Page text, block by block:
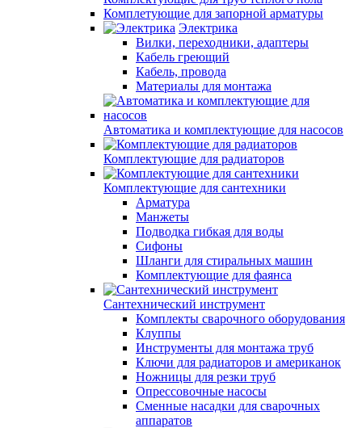
Комплетующие для запорной арматуры
Электрика
Вилки, переходники, адаптеры
Кабель греющий
Кабель, провода
Материалы для монтажа
Автоматика и комплектующие для насосов
Комплектующие для радиаторов
Комплектующие для сантехники
Арматура
Манжеты
Подводка гибкая для воды
Сифоны
Шланги для стиральных машин
Комплектующие для фаянса
Сантехнический инструмент
Комплекты сварочного оборудования
Клуппы
Инструменты для монтажа труб
Ключи для радиаторов и американок
Ножницы для резки труб
Опрессовочные насосы
Сменные насадки для сварочных
аппаратов